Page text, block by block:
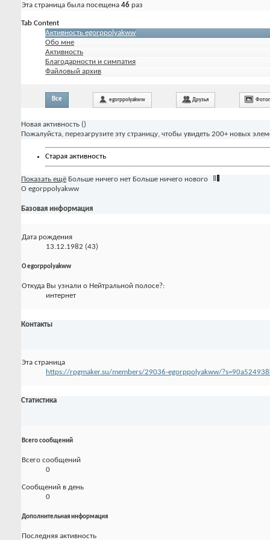
Эта страница была посещена 46 раз
Tab Content
Активность egorppolyakww
Обо мне
Активность
Благодарности и симпатия
Файловый архив
Все egorppolyakww Друзья
Новая активность ()
Пожалуйста, перезагрузите эту страницу, чтобы увидеть 200+ новых
Старая активность
Показать ещё Больше ничего нет Больше ничего нового
О egorppolyakww
Базовая информация
Дата рождения
13.12.1982 (43)
О egorppolyakww
Откуда Вы узнали о Нейтральной полосе?:
интернет
Контакты
Эта страница
https://rpgmaker.su/members/29036-egorppolyakww/
Статистика
Всего сообщений
Всего сообщений
0
Сообщений в день
0
Дополнительная информация
Последняя активность